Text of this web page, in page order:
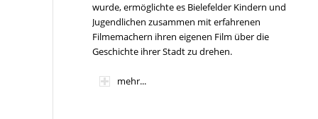
wurde, ermöglichte es Bielefelder Kindern und
Jugendlichen zusammen mit erfahrenen
Filmemachern ihren eigenen Film über die
Geschichte ihrer Stadt zu drehen.
mehr...